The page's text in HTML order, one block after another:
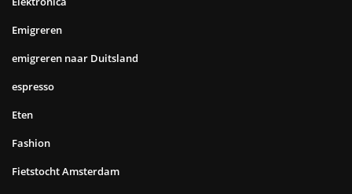
Emigreren
emigreren naar Duitsland
espresso
Eten
Fashion
Fietstocht Amsterdam